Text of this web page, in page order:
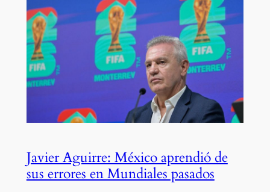
Javier Aguirre: México aprendió de
sus errores en Mundiales pasados